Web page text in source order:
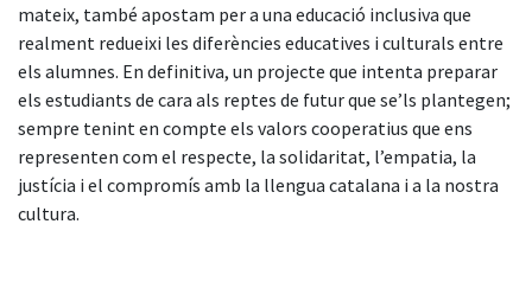
mateix, també apostam per a una educació inclusiva que
realment redueixi les diferències educatives i culturals entre
els alumnes. En definitiva, un projecte que intenta preparar
els estudiants de cara als reptes de futur que se’ls plantegen;
sempre tenint en compte els valors cooperatius que ens
representen com el respecte, la solidaritat, l’empatia, la
justícia i el compromís amb la llengua catalana i a la nostra
cultura.